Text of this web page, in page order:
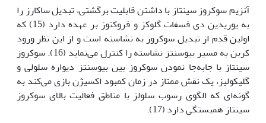
آنزیم سوکروز سینتاز با داشتن قابلیت برگشتی، تبدیل ساکارز را
به یوریدین دی فسفات گلوکز و فروکتوز بر عهده دارد (15) که
اولین قدم از تبدیل سوکروز به نشاسته است و از این نظر ورود
کربن به مسیر بیوسنتز نشاسته را کنترل می‌نماید (16). سوکروز
سینتاز با جابه‌جا نمودن سوکروز بین بیوسنتز دیواره سلولی و
گلیکولیز، یک نقش ممتاز در زمان کمبود اکسیژن بازی می‌کند به
گونه‌ای که الگوی رسوب سلولز با مناطق فعالیت بالای سوکروز
سینتاز همبستگی دارد (17).